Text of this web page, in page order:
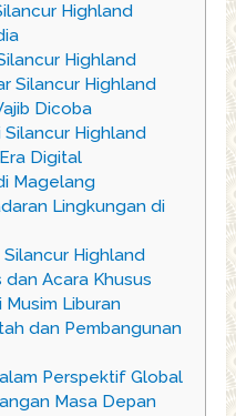
Highland
Highland
Silancur Highland
Dicoba
Highland
Digital
Magelang
Lingkungan di
Highland
Acara Khusus
Liburan
dan Pembangunan
Perspektif Global
Masa Depan